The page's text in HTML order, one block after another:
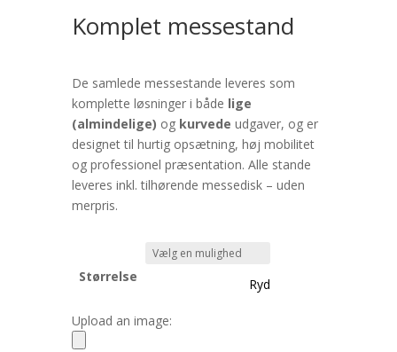
Komplet messestand
De samlede messestande leveres som
komplette løsninger i både lige
(almindelige) og kurvede udgaver, og er
designet til hurtig opsætning, høj mobilitet
og professionel præsentation. Alle stande
leveres inkl. tilhørende messedisk – uden
merpris.
Størrelse Ryd
Upload an image: